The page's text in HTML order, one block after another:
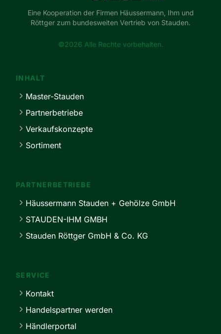
Eine Kooperation der Firmen Häussermann, Ihm und
Röttger zum bundesweiten Vertrieb von Stauden.
©2026 Alle Rechte vorbehalten.
INHALT
Master-Stauden
Partnerbetriebe
Verkaufskonzepte
Sortiment
PARTNERBETRIEBE
Häussermann Stauden + Gehölze GmbH
STAUDEN-IHM GMBH
Stauden Röttger GmbH & Co. KG
SERVICE
Kontakt
Handelspartner werden
Händlerportal